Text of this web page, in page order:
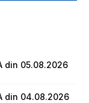
din 05.08.2026
din 04.08.2026